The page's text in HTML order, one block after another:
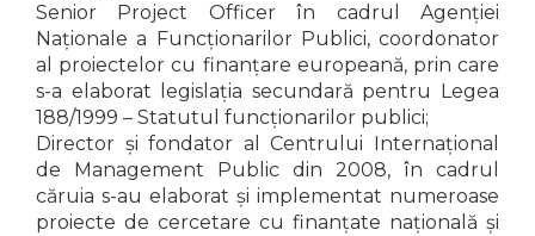
Senior Project Officer în cadrul Agenției
Naționale a Funcționarilor Publici, coordonator
al proiectelor cu finanțare europeană, prin care
s-a elaborat legislația secundară pentru Legea
188/1999 – Statutul funcționarilor publici;
Director și fondator al Centrului Internaţional
de Management Public din 2008, în cadrul
căruia s-au elaborat și implementat numeroase
proiecte de cercetare cu finanțate națională și